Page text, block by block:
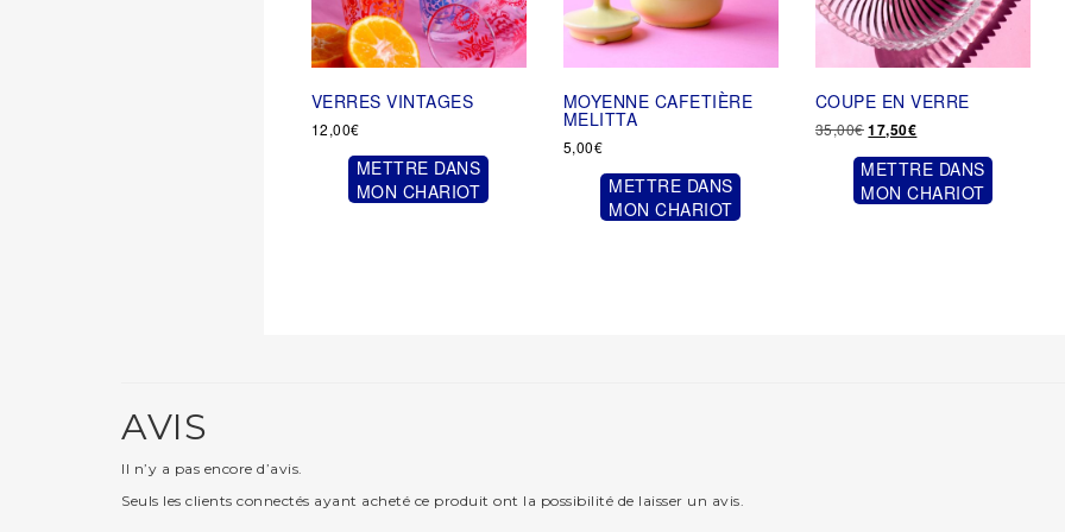
VERRES VINTAGES
12,00€
METTRE DANS
MON CHARIOT
MOYENNE CAFETIÈRE
MELITTA
5,00€
METTRE DANS
MON CHARIOT
COUPE EN VERRE
35,00€Le
initial
était :
35,00€.
17,50€Le
actuel
est :
17,50€.
METTRE DANS
MON CHARIOT
AVIS
Il n’y a pas encore d’avis.
Seuls les clients connectés ayant acheté ce produit ont la possibilité de laisser un avis.